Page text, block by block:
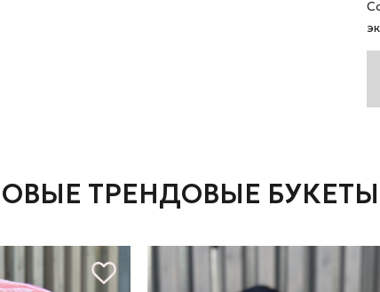
ТРЕНДОВЫЕ БУКЕТЫ